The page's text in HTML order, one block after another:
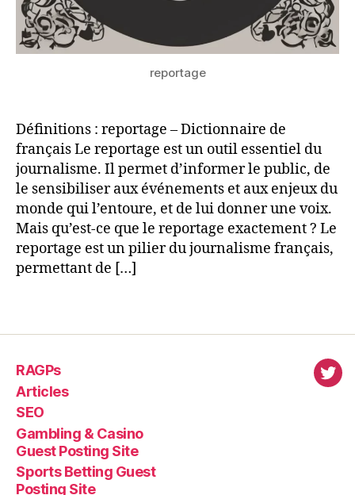
reportage
Définitions : reportage – Dictionnaire de
français Le reportage est un outil essentiel du
journalisme. Il permet d’informer le public, de
le sensibiliser aux événements et aux enjeux du
monde qui l’entoure, et de lui donner une voix.
Mais qu’est-ce que le reportage exactement ? Le
reportage est un pilier du journalisme français,
permettant de […]
RAGPs
Articles
SEO
Gambling & Casino
Guest Posting Site
Sports Betting Guest
Posting Site